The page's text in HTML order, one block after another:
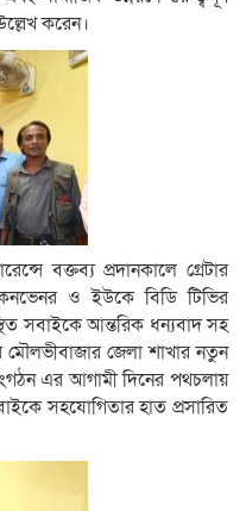
করেন।
বক্তব্য প্রদানকালে গ্রেটার
কনভেনর ও ইউকে বিডি টিভির
সবাইকে আন্তরিক ধন্যবাদ সহ
মৌলভীবাজার জেলা শাখার নতুন
এর আগামী দিনের পথচলায়
সহযোগিতার হাত প্রসারিত